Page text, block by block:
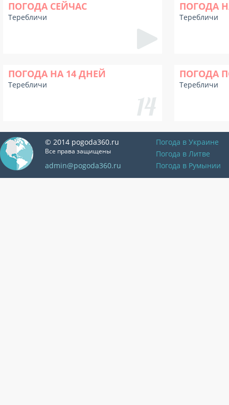
ПОГОДА СЕЙЧАС
Теребличи
ПОГОДА
Теребличи
ПОГОДА НА 14 ДНЕЙ
Теребличи
ПОГОДА
Теребличи
© 2014 pogoda360.ru
Все права защищены
admin@pogoda360.ru
Погода в Украине
Погода в Литве
Погода в Румынии